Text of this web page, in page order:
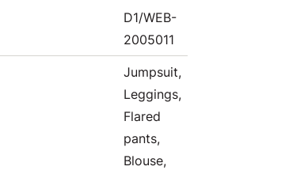
D1/WEB-
2005011
Jumpsuit,
Leggings,
Flared
pants,
Blouse,